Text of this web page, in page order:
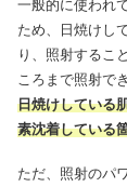
一般的に使われ
ため、日焼けし
り、照射するこ
ころまで照射で
日焼けしている
素沈着している
ただ、照射のパ